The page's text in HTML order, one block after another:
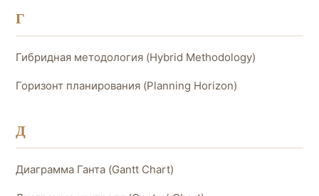
Г
Гибридная методология (Hybrid Methodology)
Горизонт планирования (Planning Horizon)
Д
Диаграмма Ганта (Gantt Chart)